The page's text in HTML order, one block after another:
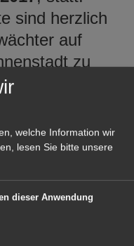
sind herzlich
auf
zu
Uhr vor
Jugendliche
welche Information wir
lesen Sie bitte unsere
dieser Anwendung